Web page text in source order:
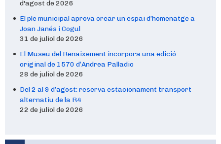
d'agost de 2026
El ple municipal aprova crear un espai d’homenatge a
Joan Janés i Cogul
31 de juliol de 2026
El Museu del Renaixement incorpora una edició
original de 1570 d’Andrea Palladio
28 de juliol de 2026
Del 2 al 9 d’agost: reserva estacionament transport
alternatiu de la R4
22 de juliol de 2026